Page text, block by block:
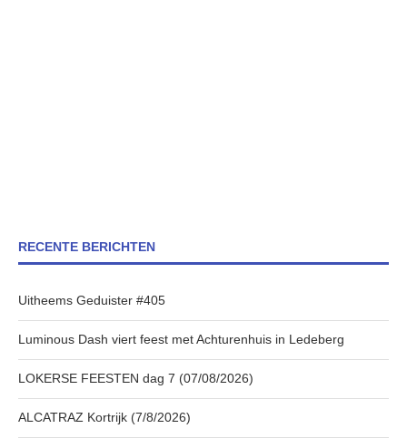
RECENTE BERICHTEN
Uitheems Geduister #405
Luminous Dash viert feest met Achturenhuis in Ledeberg
LOKERSE FEESTEN dag 7 (07/08/2026)
ALCATRAZ Kortrijk (7/8/2026)